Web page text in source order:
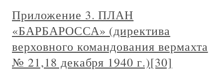
Приложение 3. ПЛАН
«БАРБАРОССА» (директива
верховного командования вермахта
№ 21,18 декабря 1940 г.)[30]